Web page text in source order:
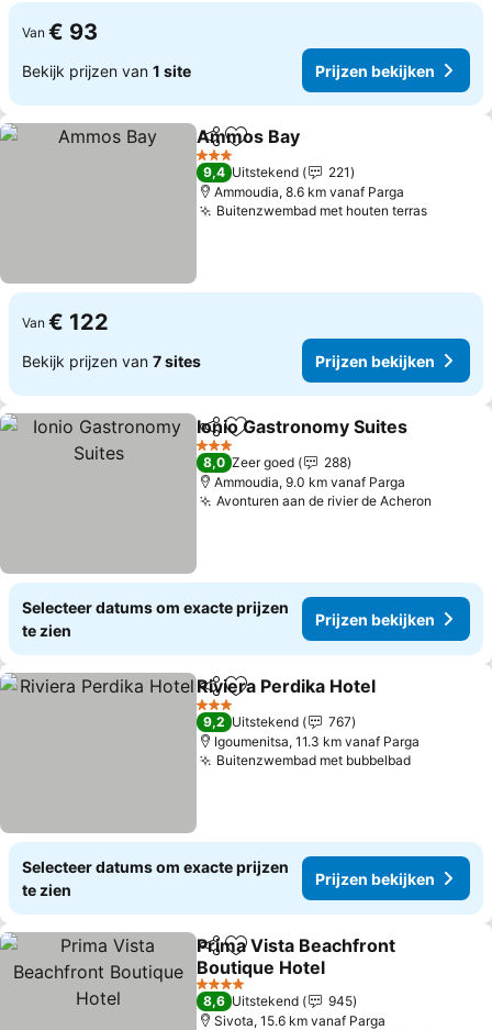
Van € 93
Bekijk prijzen van 1 site Prijzen bekijken
DelenToevoegen aan favorieten
Ammos Bay
3 Sterren
9,4 Uitstekend
221
Ammoudia, 8.6 km vanaf Parga
Buitenzwembad met houten terras
Van € 122
Bekijk prijzen van 7 sites Prijzen bekijken
DelenToevoegen aan favorieten
Ionio Gastronomy Suites
3 Sterren
8,0 Zeer goed
288
Ammoudia, 9.0 km vanaf Parga
Avonturen aan de rivier de Acheron
Selecteer datums om exacte prijzen
te zien
Prijzen bekijken
DelenToevoegen aan favorieten
Riviera Perdika Hotel
3 Sterren
9,2 Uitstekend
767
Igoumenitsa, 11.3 km vanaf Parga
Buitenzwembad met bubbelbad
Selecteer datums om exacte prijzen
te zien
Prijzen bekijken
DelenToevoegen aan favorieten
Prima Vista Beachfront
Boutique Hotel
4 Sterren
8,6 Uitstekend
945
Sivota, 15.6 km vanaf Parga